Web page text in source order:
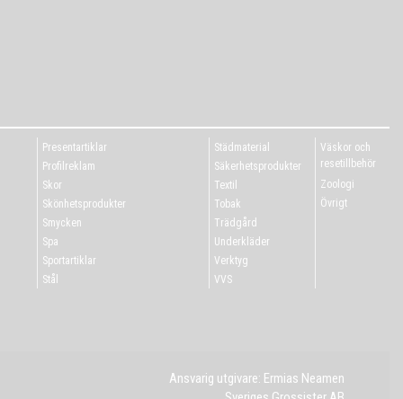
Presentartiklar
Profilreklam
Skor
Skönhetsprodukter
Smycken
Spa
Sportartiklar
Stål
Städmaterial
Säkerhetsprodukter
Textil
Tobak
Trädgård
Underkläder
Verktyg
VVS
Väskor och
resetillbehör
Zoologi
Övrigt
Ansvarig utgivare: Ermias Neamen